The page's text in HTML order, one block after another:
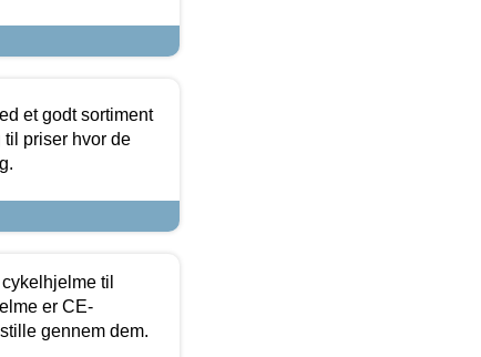
et godt sortiment
priser hvor de
til
er CE-
gennem dem.